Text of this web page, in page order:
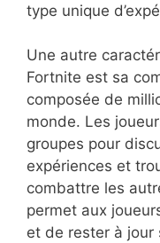
type unique
Une autre
Fortnite est sa
composée de
monde. Les
groupes pour
expériences et
combattre les
permet aux
et de rester à jour